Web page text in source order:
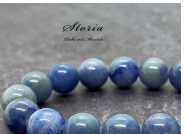
10mm ミナスジェライス産インディゴライト
クォーツ（青水晶）ブレスレット【鑑別済み】
¥8,980